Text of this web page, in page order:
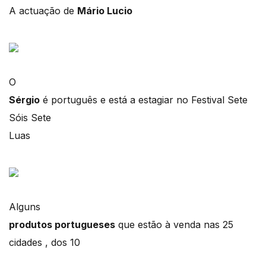
A actuação de Mário Lucio
O
Sérgio é português e está a estagiar no Festival Sete
Sóis Sete
Luas
Alguns
produtos portugueses que estão à venda nas 25
cidades , dos 10